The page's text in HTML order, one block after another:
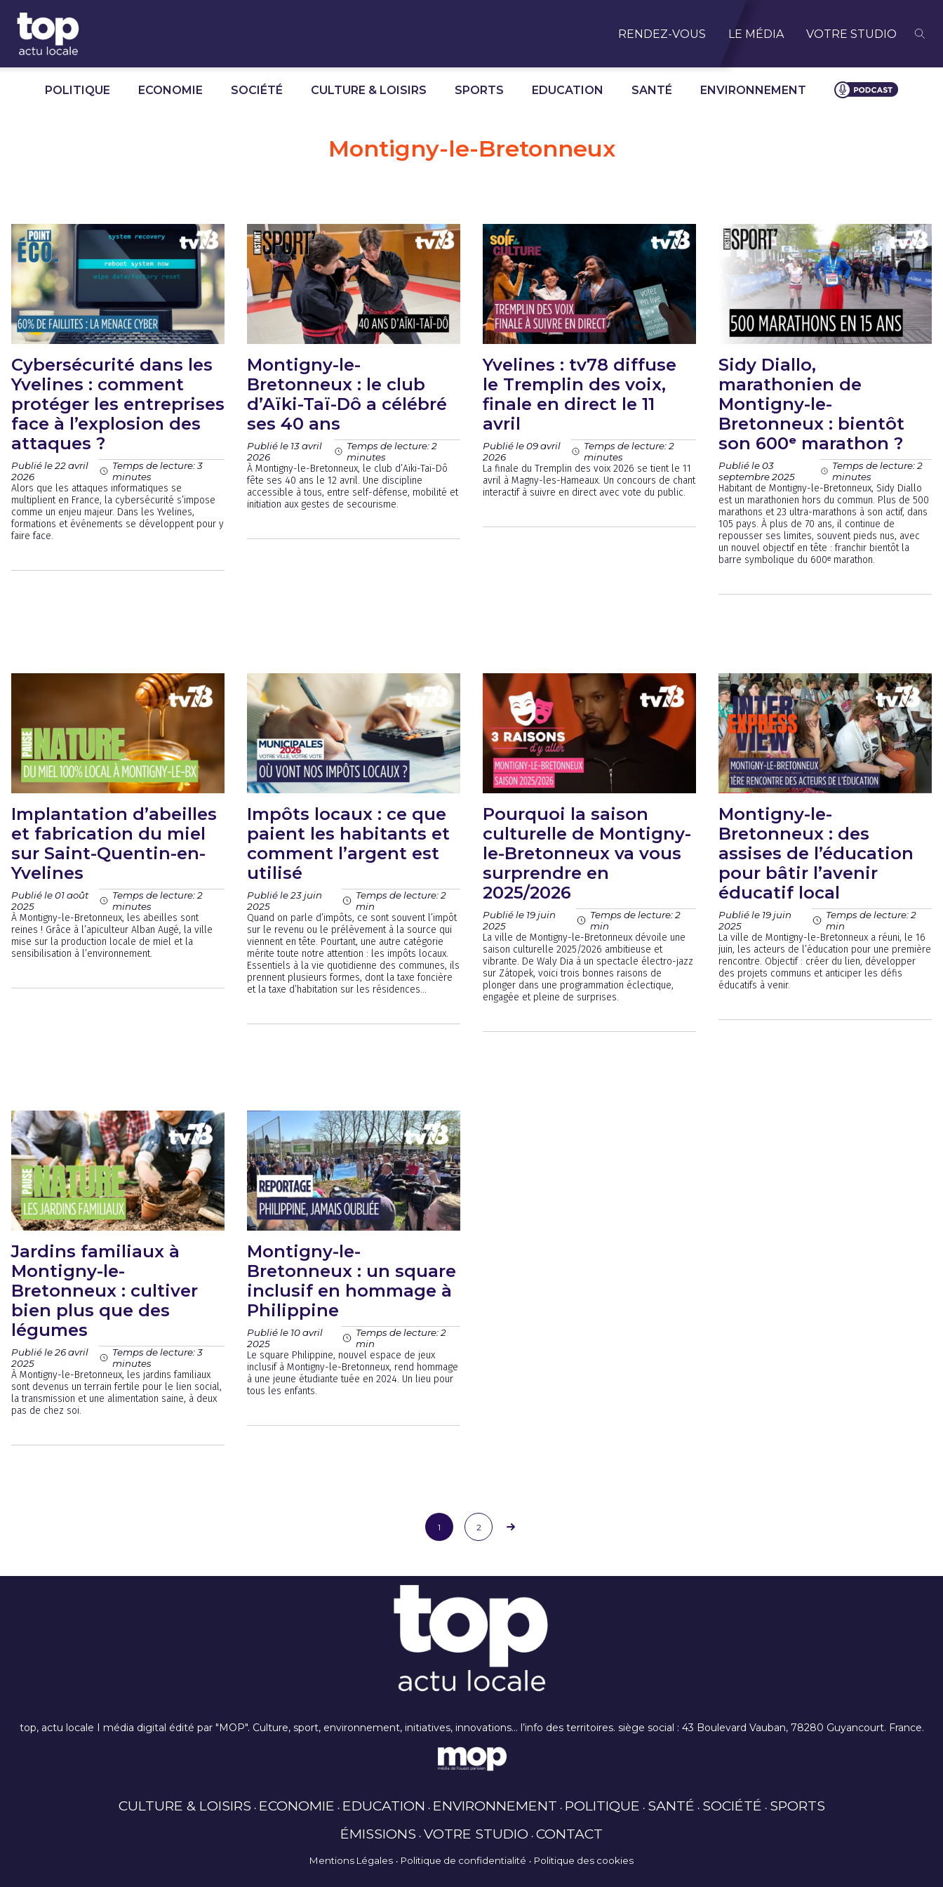
RENDEZ-VOUS LE MÉDIA VOTRE STUDIO
POLITIQUE ECONOMIE SOCIÉTÉ CULTURE & LOISIRS SPORTS EDUCATION SANTÉ ENVIRONNEMENT
Montigny-le-Bretonneux
Cybersécurité dans les
Yvelines : comment
protéger les entreprises
face à l’explosion des
attaques ?
Publié le 22 avril
2026
Temps de lecture: 3
minutes
Alors que les attaques informatiques se
multiplient en France, la cybersécurité s’impose
comme un enjeu majeur. Dans les Yvelines,
formations et événements se développent pour y
faire face.
Montigny-le-
Bretonneux : le club
d’Aïki-Taï-Dô a célébré
ses 40 ans
Publié le 13 avril
2026
Temps de lecture: 2
minutes
À Montigny-le-Bretonneux, le club d’Aïki-Taï-Dô
fête ses 40 ans le 12 avril. Une discipline
accessible à tous, entre self-défense, mobilité et
initiation aux gestes de secourisme.
Yvelines : tv78 diffuse
le Tremplin des voix,
finale en direct le 11
avril
Publié le 09 avril
2026
Temps de lecture: 2
minutes
La finale du Tremplin des voix 2026 se tient le 11
avril à Magny-les-Hameaux. Un concours de chant
interactif à suivre en direct avec vote du public.
Sidy Diallo,
marathonien de
Montigny-le-
Bretonneux : bientôt
son 600ᵉ marathon ?
Publié le 03
septembre 2025
Temps de lecture: 2
minutes
Habitant de Montigny-le-Bretonneux, Sidy Diallo
est un marathonien hors du commun. Plus de 500
marathons et 23 ultra-marathons à son actif, dans
105 pays. À plus de 70 ans, il continue de
repousser ses limites, souvent pieds nus, avec
un nouvel objectif en tête : franchir bientôt la
barre symbolique du 600ᵉ marathon.
Implantation d’abeilles
et fabrication du miel
sur Saint-Quentin-en-
Yvelines
Publié le 01 août
2025
Temps de lecture: 2
minutes
À Montigny-le-Bretonneux, les abeilles sont
reines ! Grâce à l’apiculteur Alban Augé, la ville
mise sur la production locale de miel et la
sensibilisation à l’environnement.
Impôts locaux : ce que
paient les habitants et
comment l’argent est
utilisé
Publié le 23 juin
2025
Temps de lecture: 2
min
Quand on parle d’impôts, ce sont souvent l’impôt
sur le revenu ou le prélèvement à la source qui
viennent en tête. Pourtant, une autre catégorie
mérite toute notre attention : les impôts locaux.
Essentiels à la vie quotidienne des communes, ils
prennent plusieurs formes, dont la taxe foncière
et la taxe d’habitation sur les résidences...
Pourquoi la saison
culturelle de Montigny-
le-Bretonneux va vous
surprendre en
2025/2026
Publié le 19 juin
2025
Temps de lecture: 2
min
La ville de Montigny-le-Bretonneux dévoile une
saison culturelle 2025/2026 ambitieuse et
vibrante. De Waly Dia à un spectacle électro-jazz
sur Zátopek, voici trois bonnes raisons de
plonger dans une programmation éclectique,
engagée et pleine de surprises.
Montigny-le-
Bretonneux : des
assises de l’éducation
pour bâtir l’avenir
éducatif local
Publié le 19 juin
2025
Temps de lecture: 2
min
La ville de Montigny-le-Bretonneux a réuni, le 16
juin, les acteurs de l’éducation pour une première
rencontre. Objectif : créer du lien, développer
des projets communs et anticiper les défis
éducatifs à venir.
Jardins familiaux à
Montigny-le-
Bretonneux : cultiver
bien plus que des
légumes
Publié le 26 avril
2025
Temps de lecture: 3
minutes
À Montigny-le-Bretonneux, les jardins familiaux
sont devenus un terrain fertile pour le lien social,
la transmission et une alimentation saine, à deux
pas de chez soi.
Montigny-le-
Bretonneux : un square
inclusif en hommage à
Philippine
Publié le 10 avril
2025
Temps de lecture: 2
min
Le square Philippine, nouvel espace de jeux
inclusif à Montigny-le-Bretonneux, rend hommage
à une jeune étudiante tuée en 2024. Un lieu pour
tous les enfants.
1 2
top, actu locale I média digital édité par "MOP". Culture, sport, environnement, initiatives, innovations… l’info des territoires. siège social : 43 Boulevard Vauban, 78280 Guyancourt. France.
CULTURE & LOISIRS ECONOMIE EDUCATION ENVIRONNEMENT POLITIQUE SANTÉ SOCIÉTÉ SPORTS
ÉMISSIONS VOTRE STUDIO CONTACT
Mentions Légales Politique de confidentialité Politique des cookies